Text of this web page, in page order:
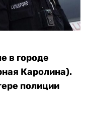
в городе
Каролина).
полиции